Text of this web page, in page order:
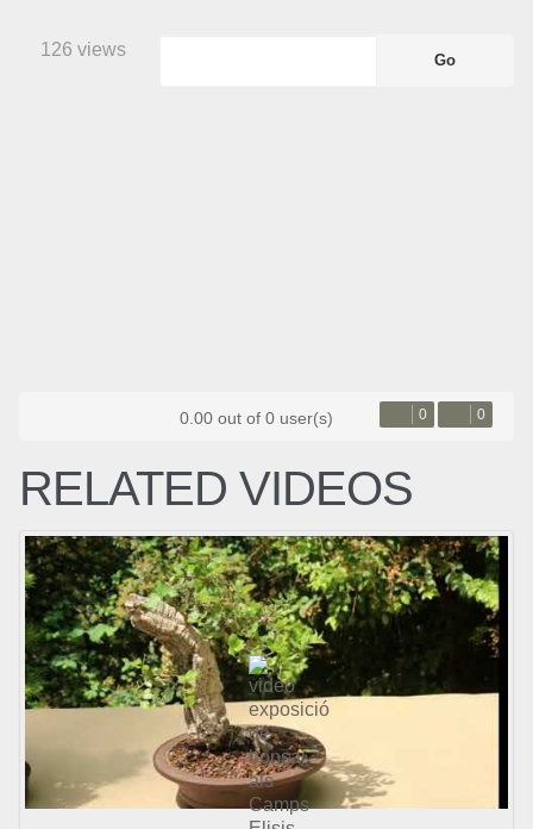
126 views
Go
0.00 out of 0 user(s) 0 0
RELATED VIDEOS